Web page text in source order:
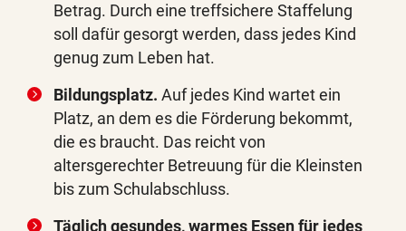
Betrag. Durch eine treffsichere Staffelung
soll dafür gesorgt werden, dass jedes Kind
genug zum Leben hat.
Bildungsplatz. Auf jedes Kind wartet ein
Platz, an dem es die Förderung bekommt,
die es braucht. Das reicht von
altersgerechter Betreuung für die Kleinsten
bis zum Schulabschluss.
Täglich gesundes, warmes Essen für jedes